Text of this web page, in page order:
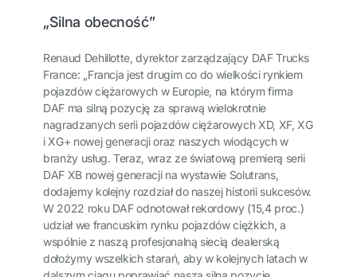
„Silna obecność”
Renaud Dehillotte, dyrektor zarządzający DAF Trucks
France: „Francja jest drugim co do wielkości rynkiem
pojazdów ciężarowych w Europie, na którym firma
DAF ma silną pozycję za sprawą wielokrotnie
nagradzanych serii pojazdów ciężarowych XD, XF, XG
i XG+ nowej generacji oraz naszych wiodących w
branży usług. Teraz, wraz ze światową premierą serii
DAF XB nowej generacji na wystawie Solutrans,
dodajemy kolejny rozdział do naszej historii sukcesów.
W 2022 roku DAF odnotował rekordowy (15,4 proc.)
udział we francuskim rynku pojazdów ciężkich, a
wspólnie z naszą profesjonalną siecią dealerską
dołożymy wszelkich starań, aby w kolejnych latach w